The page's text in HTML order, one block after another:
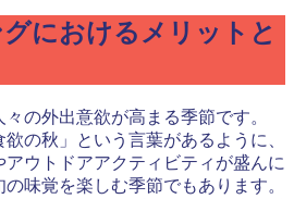
におけるメリットと
の外出意欲が高まる季節です。
欲の秋」という言葉があるように、
ウトドアアクティビティが盛んに
味覚を楽しむ季節でもあります。